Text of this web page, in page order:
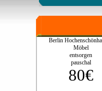
Berlin
Möbel
entsorgen
pauschal
80€